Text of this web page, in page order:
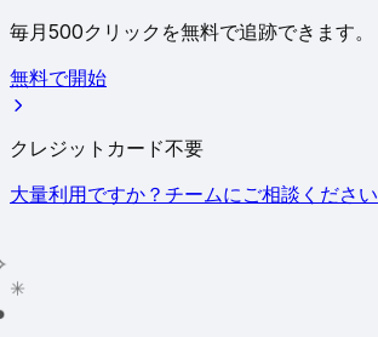
毎月500クリックを無料で追跡できます。
無料で開始
クレジットカード不要
大量利用ですか？チームにご相談ください
✳